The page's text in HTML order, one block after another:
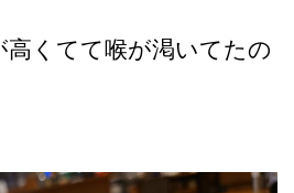
高くてて喉が渇いてたの